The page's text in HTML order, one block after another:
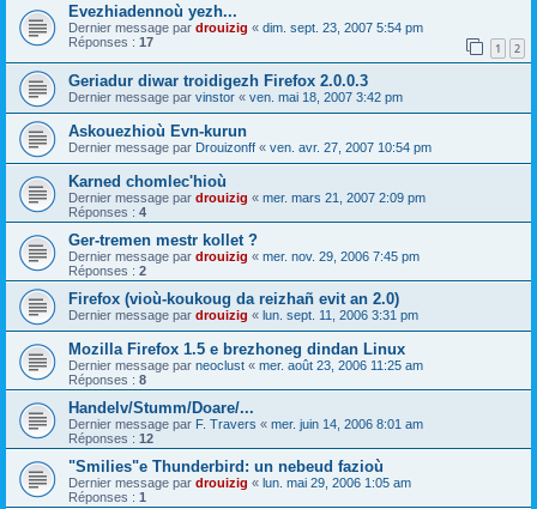
Evezhiadennoù yezh...
Dernier message par drouizig « dim. sept. 23, 2007 5:54 pm
Réponses : 17 1 2
Geriadur diwar troidigezh Firefox 2.0.0.3
Dernier message par vinstor « ven. mai 18, 2007 3:42 pm
Askouezhioù Evn-kurun
Dernier message par Drouizonff « ven. avr. 27, 2007 10:54 pm
Karned chomlec'hioù
Dernier message par drouizig « mer. mars 21, 2007 2:09 pm
Réponses : 4
Ger-tremen mestr kollet ?
Dernier message par drouizig « mer. nov. 29, 2006 7:45 pm
Réponses : 2
Firefox (vioù-koukoug da reizhañ evit an 2.0)
Dernier message par drouizig « lun. sept. 11, 2006 3:31 pm
Mozilla Firefox 1.5 e brezhoneg dindan Linux
Dernier message par neoclust « mer. août 23, 2006 11:25 am
Réponses : 8
Handelv/Stumm/Doare/...
Dernier message par F. Travers « mer. juin 14, 2006 8:01 am
Réponses : 12
"Smilies"e Thunderbird: un nebeud fazioù
Dernier message par drouizig « lun. mai 29, 2006 1:05 am
Réponses : 1